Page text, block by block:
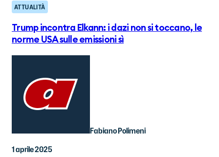
ATTUALITÀ
Trump incontra Elkann: i dazi non si toccano, le
norme USA sulle emissioni sì
Fabiano Polimeni
1 aprile 2025